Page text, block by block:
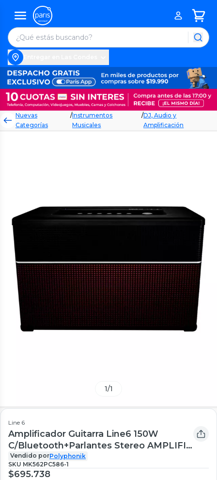
Nuevas
Categorías
/Instrumentos
Musicales
/DJ, Audio y
Amplificación
1/1
Line 6
Amplificador Guitarra Line6 150W
C/Bluetooth+Parlantes Stereo AMPLIFI
150 EU A36-1
Vendido porPolyphonik
SKU MK562PC586-1
$695.738